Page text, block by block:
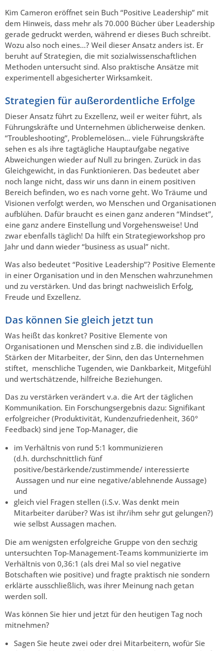
Kim Cameron eröffnet sein Buch “Positive Leadership” mit
dem Hinweis, dass mehr als 70.000 Bücher über Leadership
gerade gedruckt werden, während er dieses Buch schreibt.
Wozu also noch eines…? Weil dieser Ansatz anders ist. Er
beruht auf Strategien, die mit sozialwissenschaftlichen
Methoden untersucht sind. Also praktische Ansätze mit
experimentell abgesicherter Wirksamkeit.
Strategien für außerordentliche Erfolge
Dieser Ansatz führt zu Exzellenz, weil er weiter führt, als
Führungskräfte und Unternehmen üblicherweise denken.
“Troubleshooting”, Problemelösen… viele Führungskräfte
sehen es als ihre tagtägliche Hauptaufgabe negative
Abweichungen wieder auf Null zu bringen. Zurück in das
Gleichgewicht, in das Funktionieren. Das bedeutet aber
noch lange nicht, dass wir uns dann in einem positiven
Bereich befinden, wo es nach vorne geht. Wo Träume und
Visionen verfolgt werden, wo Menschen und Organisationen
aufblühen. Dafür braucht es einen ganz anderen “Mindset”,
eine ganz andere Einstellung und Vorgehensweise! Und
zwar ebenfalls täglich! Da hilft ein Strategieworkshop pro
Jahr und dann wieder “business as usual” nicht.
Was also bedeutet “Positive Leadership”? Positive Elemente
in einer Organisation und in den Menschen wahrzunehmen
und zu verstärken. Und das bringt nachweislich Erfolg,
Freude und Exzellenz.
Das können Sie gleich jetzt tun
Was heißt das konkret? Positive Elemente von
Organisationen und Menschen sind z.B. die individuellen
Stärken der Mitarbeiter, der Sinn, den das Unternehmen
stiftet, menschliche Tugenden, wie Dankbarkeit, Mitgefühl
und wertschätzende, hilfreiche Beziehungen.
Das zu verstärken verändert v.a. die Art der täglichen
Kommunikation. Ein Forschungsergebnis dazu: Signifikant
erfolgreicher (Produktivität, Kundenzufriedenheit, 360°
Feedback) sind jene Top-Manager, die
im Verhältnis von rund 5:1 kommunizieren
(d.h. durchschnittlich fünf
positive/bestärkende/zustimmende/ interessierte
Aussagen und nur eine negative/ablehnende Aussage)
und
gleich viel Fragen stellen (i.S.v. Was denkt mein
Mitarbeiter darüber? Was ist ihr/ihm sehr gut gelungen?)
wie selbst Aussagen machen.
Die am wenigsten erfolgreiche Gruppe von den sechzig
untersuchten Top-Management-Teams kommunizierte im
Verhältnis von 0,36:1 (als drei Mal so viel negative
Botschaften wie positive) und fragte praktisch nie sondern
erklärte ausschließlich, was ihrer Meinung nach getan
werden soll.
Was können Sie hier und jetzt für den heutigen Tag noch
mitnehmen?
Sagen Sie heute zwei oder drei Mitarbeitern, wofür Sie